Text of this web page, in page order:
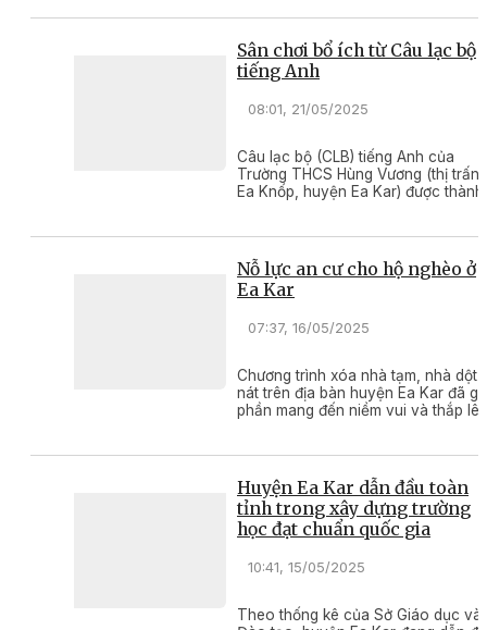
Sân chơi bổ ích từ Câu lạc bộ
tiếng Anh
08:01, 21/05/2025
Câu lạc bộ (CLB) tiếng Anh của
Trường THCS Hùng Vương (thị trấn
Ea Knốp, huyện Ea Kar) được thành
Nỗ lực an cư cho hộ nghèo ở
Ea Kar
07:37, 16/05/2025
Chương trình xóa nhà tạm, nhà dột
nát trên địa bàn huyện Ea Kar đã
phần mang đến niềm vui và thắp lên
định cuộc sống.
Huyện Ea Kar dẫn đầu toàn
tỉnh trong xây dựng trường
học đạt chuẩn quốc gia
10:41, 15/05/2025
Theo thống kê của Sở Giáo dục và